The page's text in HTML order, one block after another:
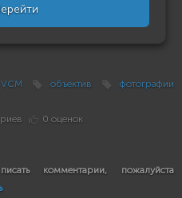
объектив
фотографии
0 оценок
комментарии, пожалуйста